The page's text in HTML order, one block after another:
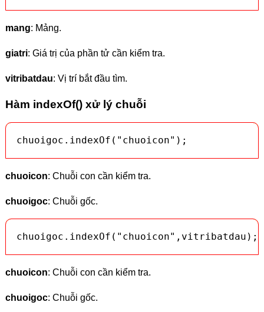
mang: Mảng.
giatri: Giá trị của phần tử cần kiểm tra.
vitribatdau: Vị trí bắt đầu tìm.
Hàm indexOf() xử lý chuỗi
chuoigoc.indexOf("chuoicon");
chuoicon: Chuỗi con cần kiểm tra.
chuoigoc: Chuỗi gốc.
chuoigoc.indexOf("chuoicon",vitribatdau);
chuoicon: Chuỗi con cần kiểm tra.
chuoigoc: Chuỗi gốc.